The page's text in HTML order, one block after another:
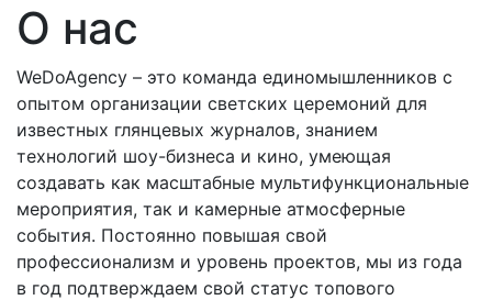
О нас
WeDoAgency – это команда единомышленников с
опытом организации светских церемоний для
известных глянцевых журналов, знанием
технологий шоу-бизнеса и кино, умеющая
создавать как масштабные мультифункциональные
мероприятия, так и камерные атмосферные
события. Постоянно повышая свой
профессионализм и уровень проектов, мы из года
в год подтверждаем свой статус топового